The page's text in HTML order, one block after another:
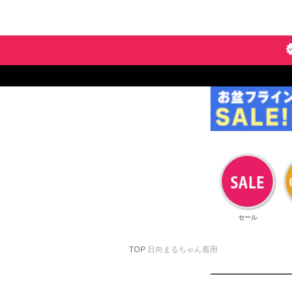
セール
TOP 日向まるちゃん着用